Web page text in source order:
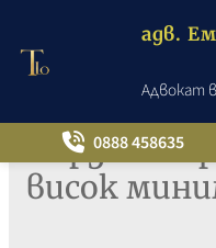
съдържанието
адв.
Адвокат
0888 458635
Бързите
висок